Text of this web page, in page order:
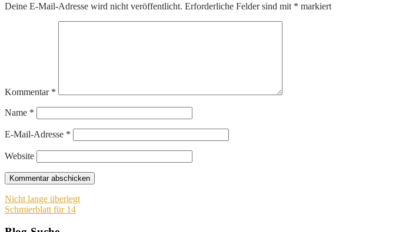
Deine E-Mail-Adresse wird nicht veröffentlicht. Erforderliche Felder sind mit * markiert
Kommentar *
Name *
E-Mail-Adresse *
Website
Beitragsnavigation
Nicht lange überlegt
Schmierblatt für 14